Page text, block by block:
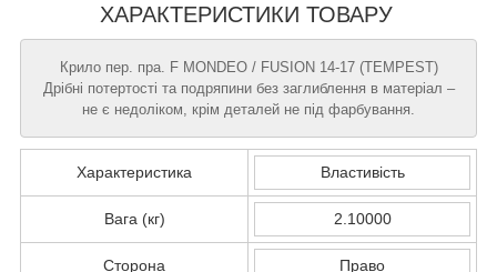
ХАРАКТЕРИСТИКИ ТОВАРУ
Крило пер. пра. F MONDEO / FUSION 14-17 (TEMPEST)
Дрібні потертості та подряпини без заглиблення в матеріал –
не є недоліком, крім деталей не під фарбування.
Характеристика Властивість
Вага (кг) 2.10000
Сторона Право